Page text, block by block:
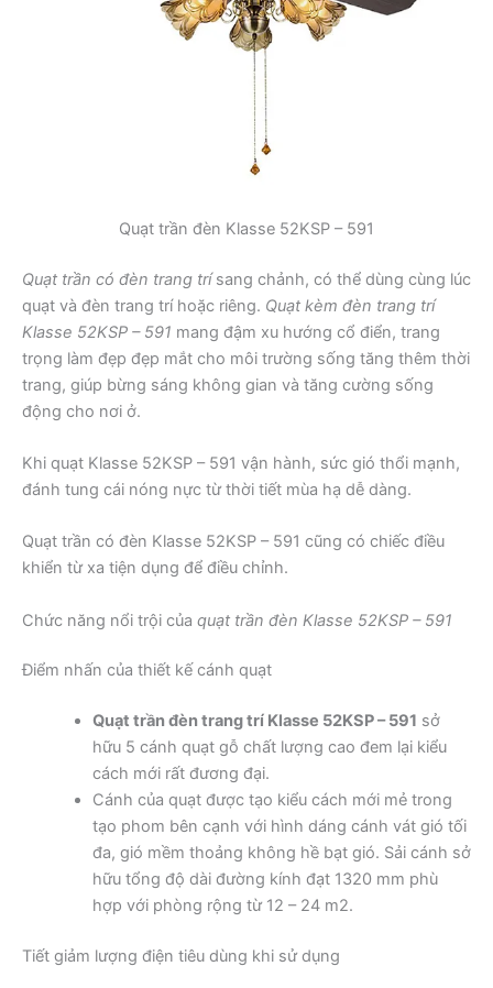
Quạt trần đèn Klasse 52KSP – 591
Quạt trần có đèn trang trísang chảnh, có thể dùng cùng lúc
quạt và đèn trang trí hoặc riêng. Quạt kèm đèn trang trí
Klasse 52KSP – 591 mang đậm xu hướng cổ điển, trang
trọng làm đẹp đẹp mắt cho môi trường sống tăng thêm thời
trang, giúp bừng sáng không gian và tăng cường sống
động cho nơi ở.
Khi quạt Klasse 52KSP – 591 vận hành, sức gió thổi mạnh,
đánh tung cái nóng nực từ thời tiết mùa hạ dễ dàng.
Quạt trần có đèn Klasse 52KSP – 591 cũng có chiếc điều
khiển từ xa tiện dụng để điều chỉnh.
Chức năng nổi trội của quạt trần đèn Klasse 52KSP – 591
Điểm nhấn của thiết kế cánh quạt
Quạt trần đèn trang trí Klasse 52KSP – 591 sở
hữu 5 cánh quạt gỗ chất lượng cao đem lại kiểu
cách mới rất đương đại.
Cánh của quạt được tạo kiểu cách mới mẻ trong
tạo phom bên cạnh với hình dáng cánh vát gió tối
đa, gió mềm thoảng không hề bạt gió. Sải cánh sở
hữu tổng độ dài đường kính đạt 1320 mm phù
hợp với phòng rộng từ 12 – 24 m2.
Tiết giảm lượng điện tiêu dùng khi sử dụng